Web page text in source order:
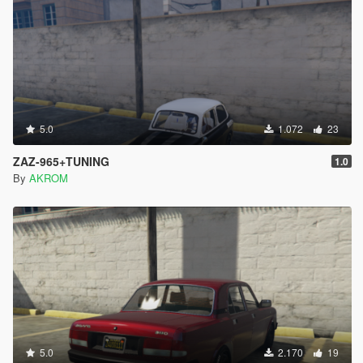
5.0 1.072 23
ZAZ-965+TUNING 1.0
By AKROM
5.0 2.170 19